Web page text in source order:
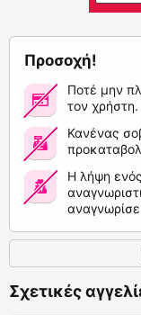
Προσοχή!
Ποτέ μην
τον χρήστη.
Κανένας
Η λήψη
Σχετικές